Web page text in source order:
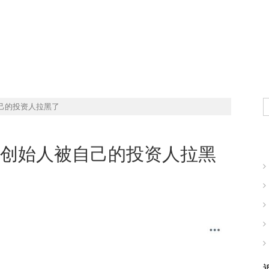
的投资人拉黑了
始人被自己的投资人拉黑